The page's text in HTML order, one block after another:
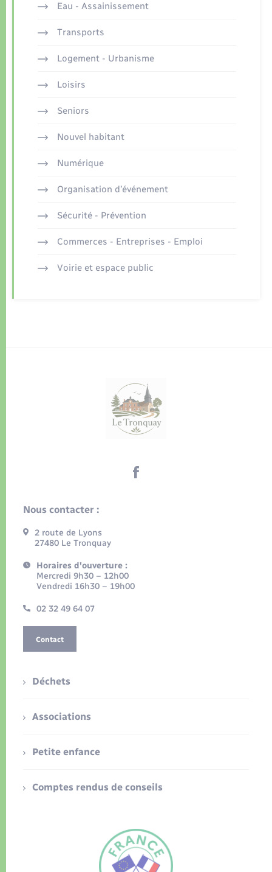
Eau - Assainissement
Transports
Logement - Urbanisme
Loisirs
Seniors
Nouvel habitant
Numérique
Organisation d’événement
Sécurité - Prévention
Commerces - Entreprises - Emploi
Voirie et espace public
Nous contacter :
2 route de Lyons
27480 Le Tronquay
Horaires d'ouverture :
Mercredi 9h30 – 12h00
Vendredi 16h30 – 19h00
02 32 49 64 07
Contact
Déchets
Associations
Petite enfance
Comptes rendus de conseils